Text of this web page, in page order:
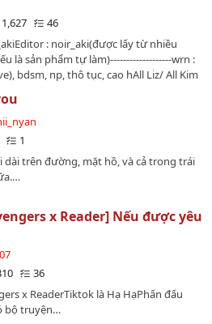
1,627
46
: noir_aki(được lấy từ nhiều
là sản phẩm tự làm)-------------------wrn :
bdsm, np, thô tục, cao hAll Liz/ All Kim
1
dài trên đường, mặt hồ, và cả trong trái
x Reader] Nếu được yêu
36
x ReaderTiktok là Hạ HạPhấn đấu
bộ truyện…